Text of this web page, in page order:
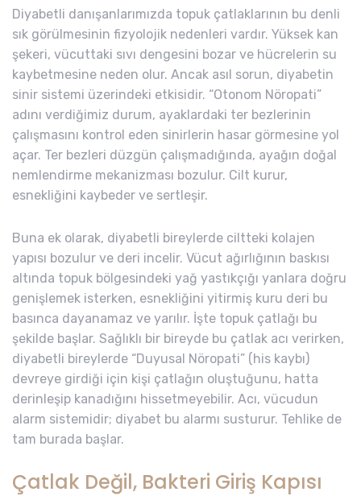
Diyabetli danışanlarımızda topuk çatlaklarının bu denli
sık görülmesinin fizyolojik nedenleri vardır. Yüksek kan
şekeri, vücuttaki sıvı dengesini bozar ve hücrelerin su
kaybetmesine neden olur. Ancak asıl sorun, diyabetin
sinir sistemi üzerindeki etkisidir. “Otonom Nöropati”
adını verdiğimiz durum, ayaklardaki ter bezlerinin
çalışmasını kontrol eden sinirlerin hasar görmesine yol
açar. Ter bezleri düzgün çalışmadığında, ayağın doğal
nemlendirme mekanizması bozulur. Cilt kurur,
esnekliğini kaybeder ve sertleşir.
Buna ek olarak, diyabetli bireylerde ciltteki kolajen
yapısı bozulur ve deri incelir. Vücut ağırlığının baskısı
altında topuk bölgesindeki yağ yastıkçığı yanlara doğru
genişlemek isterken, esnekliğini yitirmiş kuru deri bu
basınca dayanamaz ve yarılır. İşte topuk çatlağı bu
şekilde başlar. Sağlıklı bir bireyde bu çatlak acı verirken,
diyabetli bireylerde “Duyusal Nöropati” (his kaybı)
devreye girdiği için kişi çatlağın oluştuğunu, hatta
derinleşip kanadığını hissetmeyebilir. Acı, vücudun
alarm sistemidir; diyabet bu alarmı susturur. Tehlike de
tam burada başlar.
Çatlak Değil, Bakteri Giriş Kapısı